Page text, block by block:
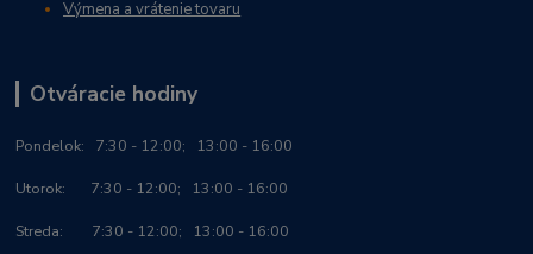
Výmena a vrátenie tovaru
Otváracie hodiny
Pondelok: 7:30 - 12:00; 13:00 - 16:00
Utorok: 7:30 - 12:00; 13:00 - 16:00
Streda: 7:30 - 12:00; 13:00 - 16:00